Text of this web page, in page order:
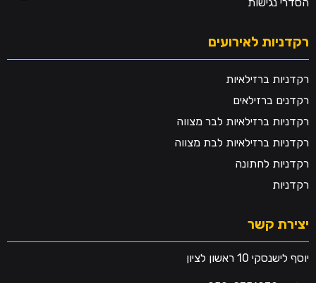
רקדניות לאירועים
רקדניות ברזילאיות
רקדנים ברזילאים
רקדניות ברזילאיות לבר מצווה
רקדניות ברזילאיות לבת מצווה
רקדניות לחתונה
רקדניות
יצירת קשר
יוסף לישנסקי 10 ראשון לציון